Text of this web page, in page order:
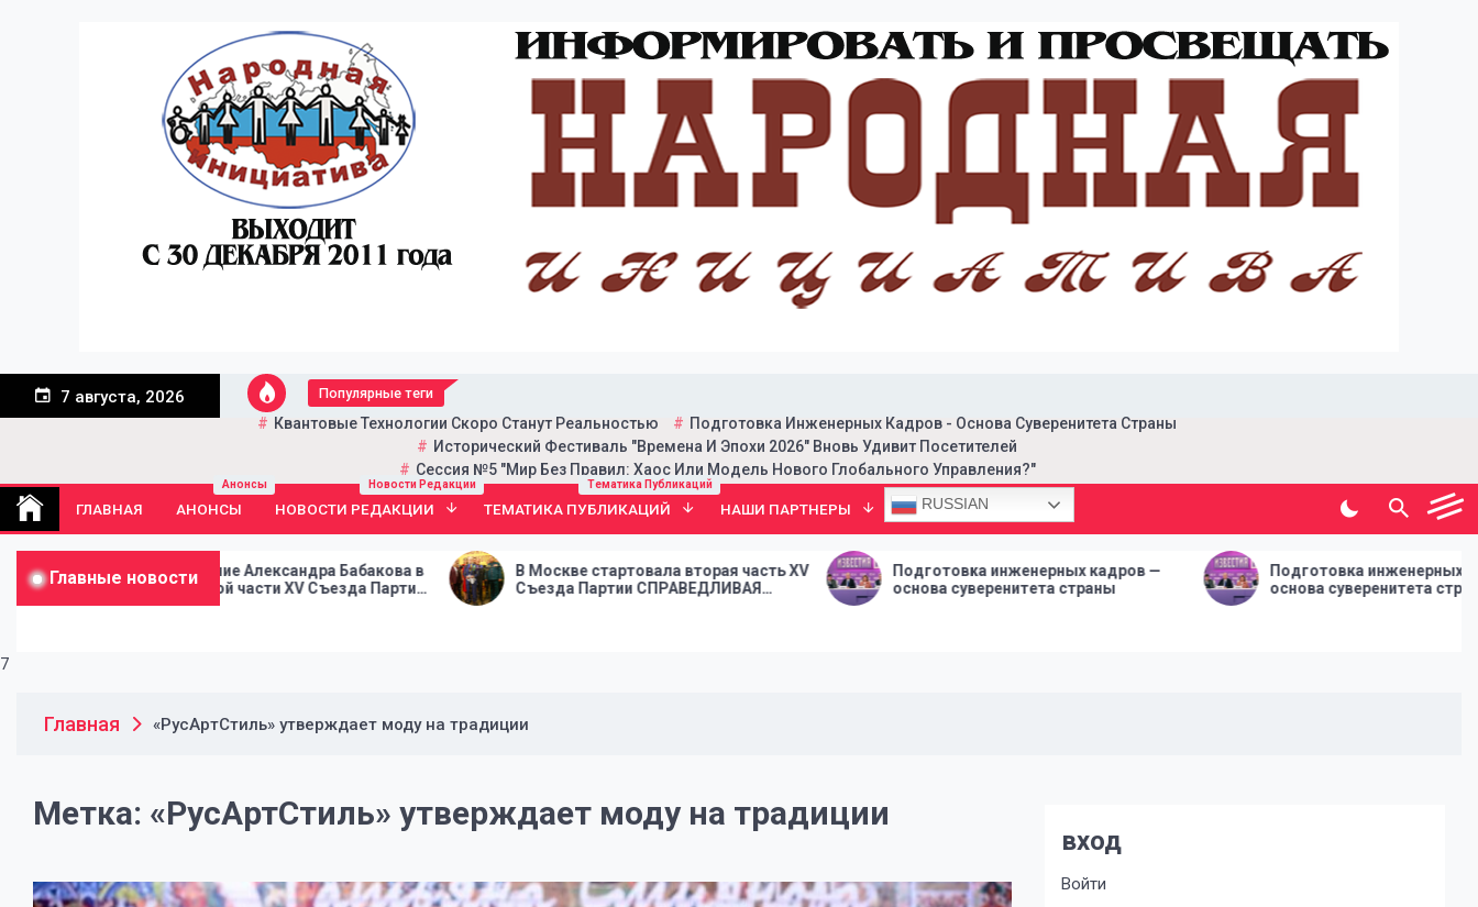
7 августа, 2026 Популярные теги
Квантовые Технологии Скоро Станут Реальностью
Подготовка Инженерных Кадров - Основа Суверенитета Страны
Исторический Фестиваль "Времена И Эпохи 2026" Вновь Удивит Посетителей
Сессия №5 "Мир Без Правил: Хаос Или Модель Нового Глобального Управления?"
Портал общественно-политической газеты "Народная инициатива"
ГЛАВНАЯ АНОНСЫ
Анонсы
НОВОСТИ РЕДАКЦИИ
Новости Редакции
ТЕМАТИКА ПУБЛИКАЦИЙ
Тематика Публикаций
НАШИ ПАРТНЕРЫ RUSSIAN
Главные новости
Выступление Александра Бабакова в
ходе второй части XV Съезда Партии
СПРАВЕДЛИВАЯ РОССИЯ
В Москве стартовала вторая часть XV
Съезда Партии СПРАВЕДЛИВАЯ
Подготовка инженерных кадров —
основа суверенитета страны
Подготовка инженерных кадров —
основа суверенитета страны
7
Главная «РусАртСтиль» утверждает моду на традиции
Метка: «РусАртСтиль» утверждает моду на традиции
вход
Войти